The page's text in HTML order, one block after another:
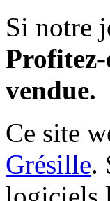
Si notre
Profitez-
vendue.
Ce site
Grésille.